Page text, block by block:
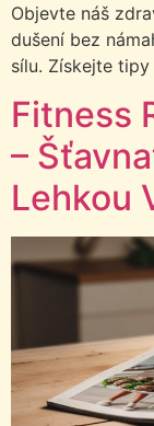
Objevte náš
dušení bez
sílu. Získejte
Fitness
–
Lehkou